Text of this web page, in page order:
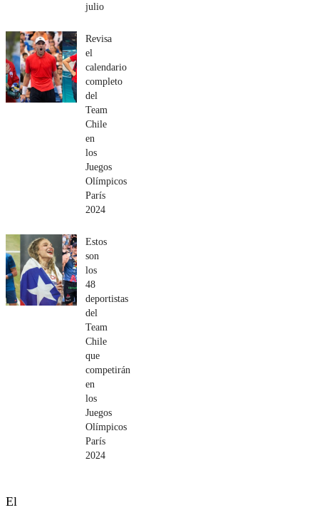
julio
Revisa
el
calendario
completo
del
Team
Chile
en
los
Juegos
Olímpicos
París
2024
Estos
son
los
48
deportistas
del
Team
Chile
que
competirán
en
los
Juegos
Olímpicos
París
2024
El